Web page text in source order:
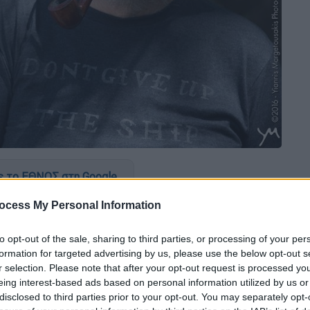
My Personal Information
opt-out of the sale, sharing to third parties, or processing of your
for targeted advertising by us, please use the below opt-out
selection. Please note that after your opt-out request is processed
interest-based ads based on personal information utilized by us
to third parties prior to your opt-out. You may separately
το ΕΘΝΟΣ στη Google
ωστόσο, έχει ήδη δώσει δείγματα
ζητά από τον ιδιοκτήτη μεγάλης
ηχογραφήσουν έναν δίσκο βασισμένο
ότι τότε η ποιητική αξία του
και θεωρούνταν, τουλάχιστον από
περιορισμένη θεματολογία, ο ιδιοκτήτης